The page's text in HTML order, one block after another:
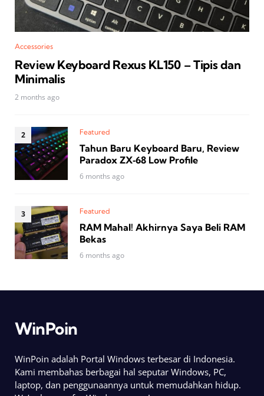
Accessories
Review Keyboard Rexus KL150 – Tipis dan
Minimalis
2 months ago
Featured
Tahun Baru Keyboard Baru, Review
Paradox ZX‑68 Low Profile
6 months ago
Featured
RAM Mahal! Akhirnya Saya Beli RAM
Bekas
6 months ago
WinPoin
WinPoin adalah Portal Windows terbesar di Indonesia.
Kami membahas berbagai hal seputar Windows, PC,
laptop, dan penggunaannya untuk memudahkan hidup.